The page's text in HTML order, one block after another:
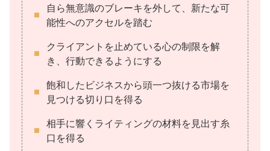
自ら無意識のブレーキを外して、新たな可
能性へのアクセルを踏む
クライアントを止めている心の制限を解
き、行動できるようにする
飽和したビジネスから頭一つ抜ける市場を
見つける切り口を得る
相手に響くライティングの材料を見出す糸
口を得る